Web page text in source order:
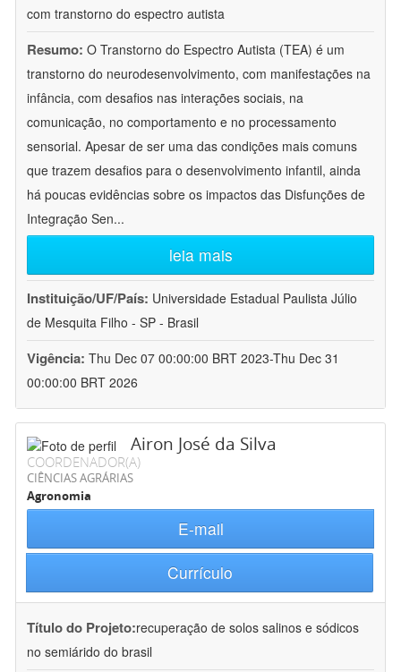
com transtorno do espectro autista
Resumo: O Transtorno do Espectro Autista (TEA) é um
transtorno do neurodesenvolvimento, com manifestações na
infância, com desafios nas interações sociais, na
comunicação, no comportamento e no processamento
sensorial. Apesar de ser uma das condições mais comuns
que trazem desafios para o desenvolvimento infantil, ainda
há poucas evidências sobre os impactos das Disfunções de
Integração Sen...
leia mais
Instituição/UF/País: Universidade Estadual Paulista Júlio
de Mesquita Filho - SP - Brasil
Vigência: Thu Dec 07 00:00:00 BRT 2023-Thu Dec 31
00:00:00 BRT 2026
Airon José da Silva
COORDENADOR(A)
CIÊNCIAS AGRÁRIAS
Agronomia
E-mail
Currículo
Título do Projeto:recuperação de solos salinos e sódicos
no semiárido do brasil